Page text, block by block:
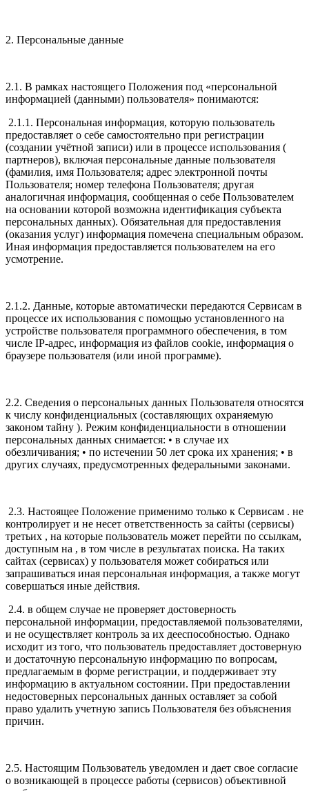
2. Персональные данные
2.1. В рамках настоящего Положения под «персональной
информацией (данными) пользователя» понимаются:
2.1.1. Персональная информация, которую пользователь
предоставляет о себе самостоятельно при регистрации
(создании учётной записи) или в процессе использования (
партнеров), включая персональные данные пользователя
(фамилия, имя Пользователя; адрес электронной почты
Пользователя; номер телефона Пользователя; другая
аналогичная информация, сообщенная о себе Пользователем
на основании которой возможна идентификация субъекта
персональных данных). Обязательная для предоставления
(оказания услуг) информация помечена специальным образом.
Иная информация предоставляется пользователем на его
усмотрение.
2.1.2. Данные, которые автоматически передаются Сервисам в
процессе их использования с помощью установленного на
устройстве пользователя программного обеспечения, в том
числе IP-адрес, информация из файлов cookie, информация о
браузере пользователя (или иной программе).
2.2. Сведения о персональных данных Пользователя относятся
к числу конфиденциальных (составляющих охраняемую
законом тайну ). Режим конфиденциальности в отношении
персональных данных снимается: • в случае их
обезличивания; • по истечении 50 лет срока их хранения; • в
других случаях, предусмотренных федеральными законами.
2.3. Настоящее Положение применимо только к Сервисам . не
контролирует и не несет ответственность за сайты (сервисы)
третьих , на которые пользователь может перейти по ссылкам,
доступным на , в том числе в результатах поиска. На таких
сайтах (сервисах) у пользователя может собираться или
запрашиваться иная персональная информация, а также могут
совершаться иные действия.
2.4. в общем случае не проверяет достоверность
персональной информации, предоставляемой пользователями,
и не осуществляет контроль за их дееспособностью. Однако
исходит из того, что пользователь предоставляет достоверную
и достаточную персональную информацию по вопросам,
предлагаемым в форме регистрации, и поддерживает эту
информацию в актуальном состоянии. При предоставлении
недостоверных персональных данных оставляет за собой
право удалить учетную запись Пользователя без объяснения
причин.
2.5. Настоящим Пользователь уведомлен и дает свое согласие
о возникающей в процессе работы (сервисов) объективной